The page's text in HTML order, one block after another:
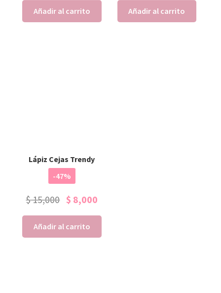
Añadir al carrito Añadir al carrito
Lápiz Cejas Trendy
-47%
$15,000 $ 8,000
Añadir al carrito